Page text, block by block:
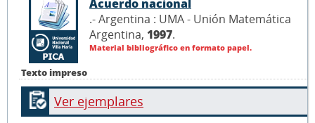
Texto impreso
Acuerdo nacional
.- Argentina : UMA - Unión Matemática
Argentina, 1997.
Material bibliográfico en formato papel.
Ver ejemplares